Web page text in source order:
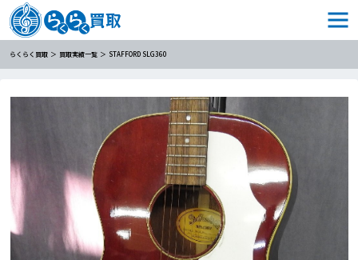
らくらく買取 買取実績一覧 STAFFORD SLG360